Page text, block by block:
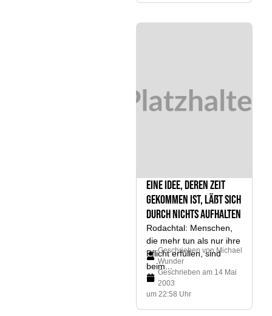
Eine Idee, deren Zeit
gekommen ist, läßt sich
durch nichts aufhalten
Rodachtal: Menschen,
die mehr tun als nur ihre
Pflicht erfüllen, sind
beim...
Geschrieben vonMichael
Wunder
Geschrieben am 14 Mai
2003
um 22:58 Uhr